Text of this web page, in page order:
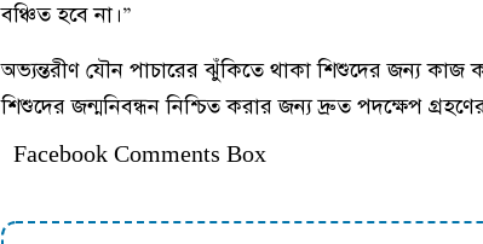
বঞ্চিত হবে না।”
অভ্যন্তরীণ যৌন পাচারের ঝুঁকিতে থাকা শিশুদের জন্য কাজ
শিশুদের জন্মনিবন্ধন নিশ্চিত করার জন্য দ্রুত পদক্ষেপ
Facebook Comments Box